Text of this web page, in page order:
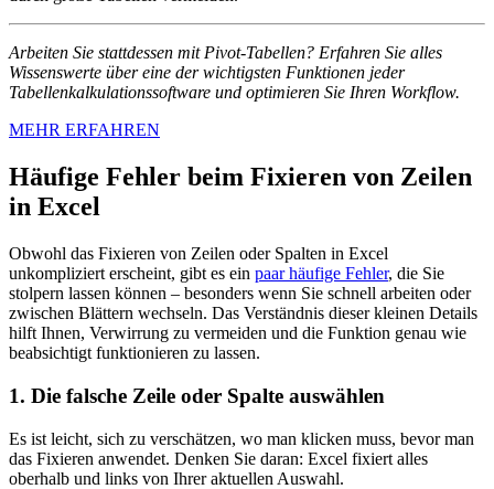
Arbeiten Sie stattdessen mit Pivot-Tabellen? Erfahren Sie alles
Wissenswerte über eine der wichtigsten Funktionen jeder
Tabellenkalkulationssoftware und optimieren Sie Ihren Workflow.
MEHR ERFAHREN
Häufige Fehler beim Fixieren von Zeilen
in Excel
Obwohl das Fixieren von Zeilen oder Spalten in Excel
unkompliziert erscheint, gibt es ein paar häufige Fehler, die Sie
stolpern lassen können – besonders wenn Sie schnell arbeiten oder
zwischen Blättern wechseln. Das Verständnis dieser kleinen Details
hilft Ihnen, Verwirrung zu vermeiden und die Funktion genau wie
beabsichtigt funktionieren zu lassen.
1. Die falsche Zeile oder Spalte auswählen
Es ist leicht, sich zu verschätzen, wo man klicken muss, bevor man
das Fixieren anwendet. Denken Sie daran: Excel fixiert alles
oberhalb und links von Ihrer aktuellen Auswahl.